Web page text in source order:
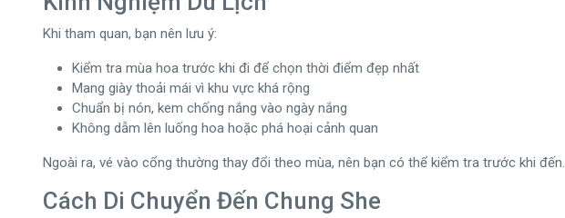
Khi tham quan, bạn nên lưu ý:
Kiểm tra mùa hoa trước khi đi để chọn thời điểm đẹp nhất
Mang giày thoải mái vì khu vực khá rộng
Chuẩn bị nón, kem chống nắng vào ngày nắng
Không dẫm lên luống hoa hoặc phá hoại cảnh quan
Ngoài ra, vé vào cổng thường thay đổi theo mùa, nên bạn có thể kiểm tra trước khi đến.
Cách Di Chuyển Đến Chung She